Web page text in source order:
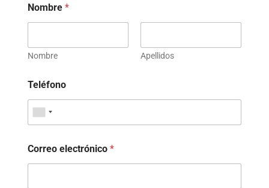
Nombre *
Nombre Apellidos
Teléfono
Correo electrónico *